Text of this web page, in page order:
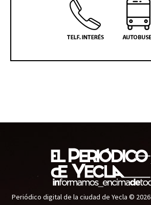
Periódico digital de la ciudad de Yecla © 2026